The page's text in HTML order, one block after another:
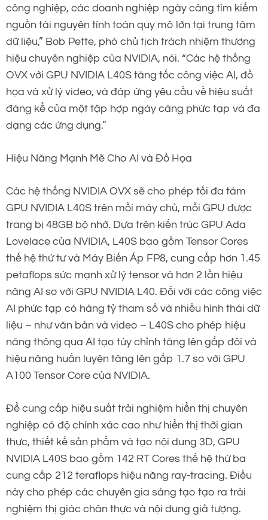
công nghiệp, các doanh nghiệp ngày càng tìm kiếm
nguồn tài nguyên tính toán quy mô lớn tại trung tâm
dữ liệu,” Bob Pette, phó chủ tịch trách nhiệm thương
hiệu chuyên nghiệp của NVIDIA, nói. “Các hệ thống
OVX với GPU NVIDIA L40S tăng tốc công việc AI, đồ
họa và xử lý video, và đáp ứng yêu cầu về hiệu suất
đáng kể của một tập hợp ngày càng phức tạp và đa
dạng các ứng dụng.”
Hiệu Năng Mạnh Mẽ Cho AI và Đồ Họa
Các hệ thống NVIDIA OVX sẽ cho phép tối đa tám
GPU NVIDIA L40S trên mỗi máy chủ, mỗi GPU được
trang bị 48GB bộ nhớ. Dựa trên kiến trúc GPU Ada
Lovelace của NVIDIA, L40S bao gồm Tensor Cores
thế hệ thứ tư và Máy Biến Áp FP8, cung cấp hơn 1.45
petaflops sức mạnh xử lý tensor và hơn 2 lần hiệu
năng AI so với GPU NVIDIA L40. Đối với các công việc
AI phức tạp có hàng tỷ tham số và nhiều hình thái dữ
liệu – như văn bản và video – L40S cho phép hiệu
năng thông qua AI tạo tùy chỉnh tăng lên gấp đôi và
hiệu năng huấn luyện tăng lên gấp 1.7 so với GPU
A100 Tensor Core của NVIDIA.
Để cung cấp hiệu suất trải nghiệm hiển thị chuyên
nghiệp có độ chính xác cao như hiển thị thời gian
thực, thiết kế sản phẩm và tạo nội dung 3D, GPU
NVIDIA L40S bao gồm 142 RT Cores thế hệ thứ ba
cung cấp 212 teraflops hiệu năng ray-tracing. Điều
này cho phép các chuyên gia sáng tạo tạo ra trải
nghiệm thị giác chân thực và nội dung giả tượng.